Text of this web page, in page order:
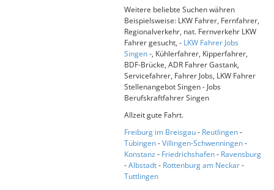
Weitere beliebte Suchen währen
Beispielsweise: LKW Fahrer, Fernfahrer,
Regionalverkehr, nat. Fernverkehr LKW
Fahrer gesucht, - LKW Fahrer Jobs
Singen-, Kühlerfahrer, Kipperfahrer,
BDF-Brücke, ADR Fahrer Gastank,
Servicefahrer, Fahrer Jobs, LKW Fahrer
Stellenangebot Singen - Jobs
Berufskraftfahrer Singen
Allzeit gute Fahrt.
Freiburg im Breisgau- Reutlingen-
Tübingen-Villingen-Schwenningen-
Konstanz - Friedrichshafen- Ravensburg
-Albstadt- Rottenburg am Neckar-
Tuttlingen